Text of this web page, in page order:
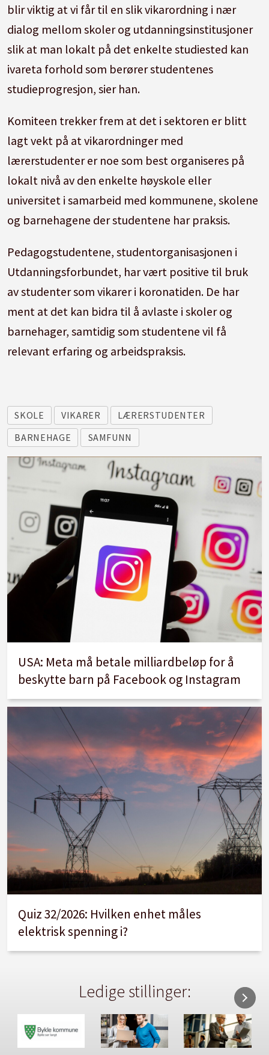
blir viktig at vi får til en slik vikarordning i nær
dialog mellom skoler og utdanningsinstitusjoner
slik at man lokalt på det enkelte studiested kan
ivareta forhold som berører studentenes
studieprogresjon, sier han.
Komiteen trekker frem at det i sektoren er blitt
lagt vekt på at vikarordninger med
lærerstudenter er noe som best organiseres på
lokalt nivå av den enkelte høyskole eller
universitet i samarbeid med kommunene, skolene
og barnehagene der studentene har praksis.
Pedagogstudentene, studentorganisasjonen i
Utdanningsforbundet, har vært positive til bruk
av studenter som vikarer i koronatiden. De har
ment at det kan bidra til å avlaste i skoler og
barnehager, samtidig som studentene vil få
relevant erfaring og arbeidspraksis.
SKOLE VIKARER
LÆRERSTUDENTER
BARNEHAGE
SAMFUNN
USA: Meta må betale milliardbeløp for å
beskytte barn på Facebook og Instagram
Quiz 32/2026: Hvilken enhet måles
elektrisk spenning i?
Ledige stillinger: